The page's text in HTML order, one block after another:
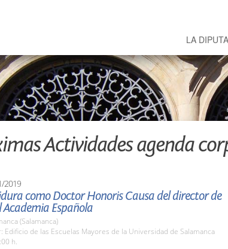
LA
Actividades agenda
2019
como Doctor Honoris Causa del director de
Academia Española
(Salamanca)
Edificio de las Escuelas Mayores de la Universidad de Salamanca
h.